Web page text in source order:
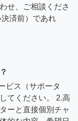
せ、ご相談くださ
済前）であれ
ビス（サポータ
てください。 2.高
ーと直接個別チャ